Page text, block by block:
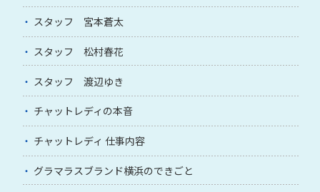
スタッフ 宮本蒼太
スタッフ 松村春花
スタッフ 渡辺ゆき
チャットレディの本音
チャットレディ 仕事内容
グラマラスブランド横浜のできごと